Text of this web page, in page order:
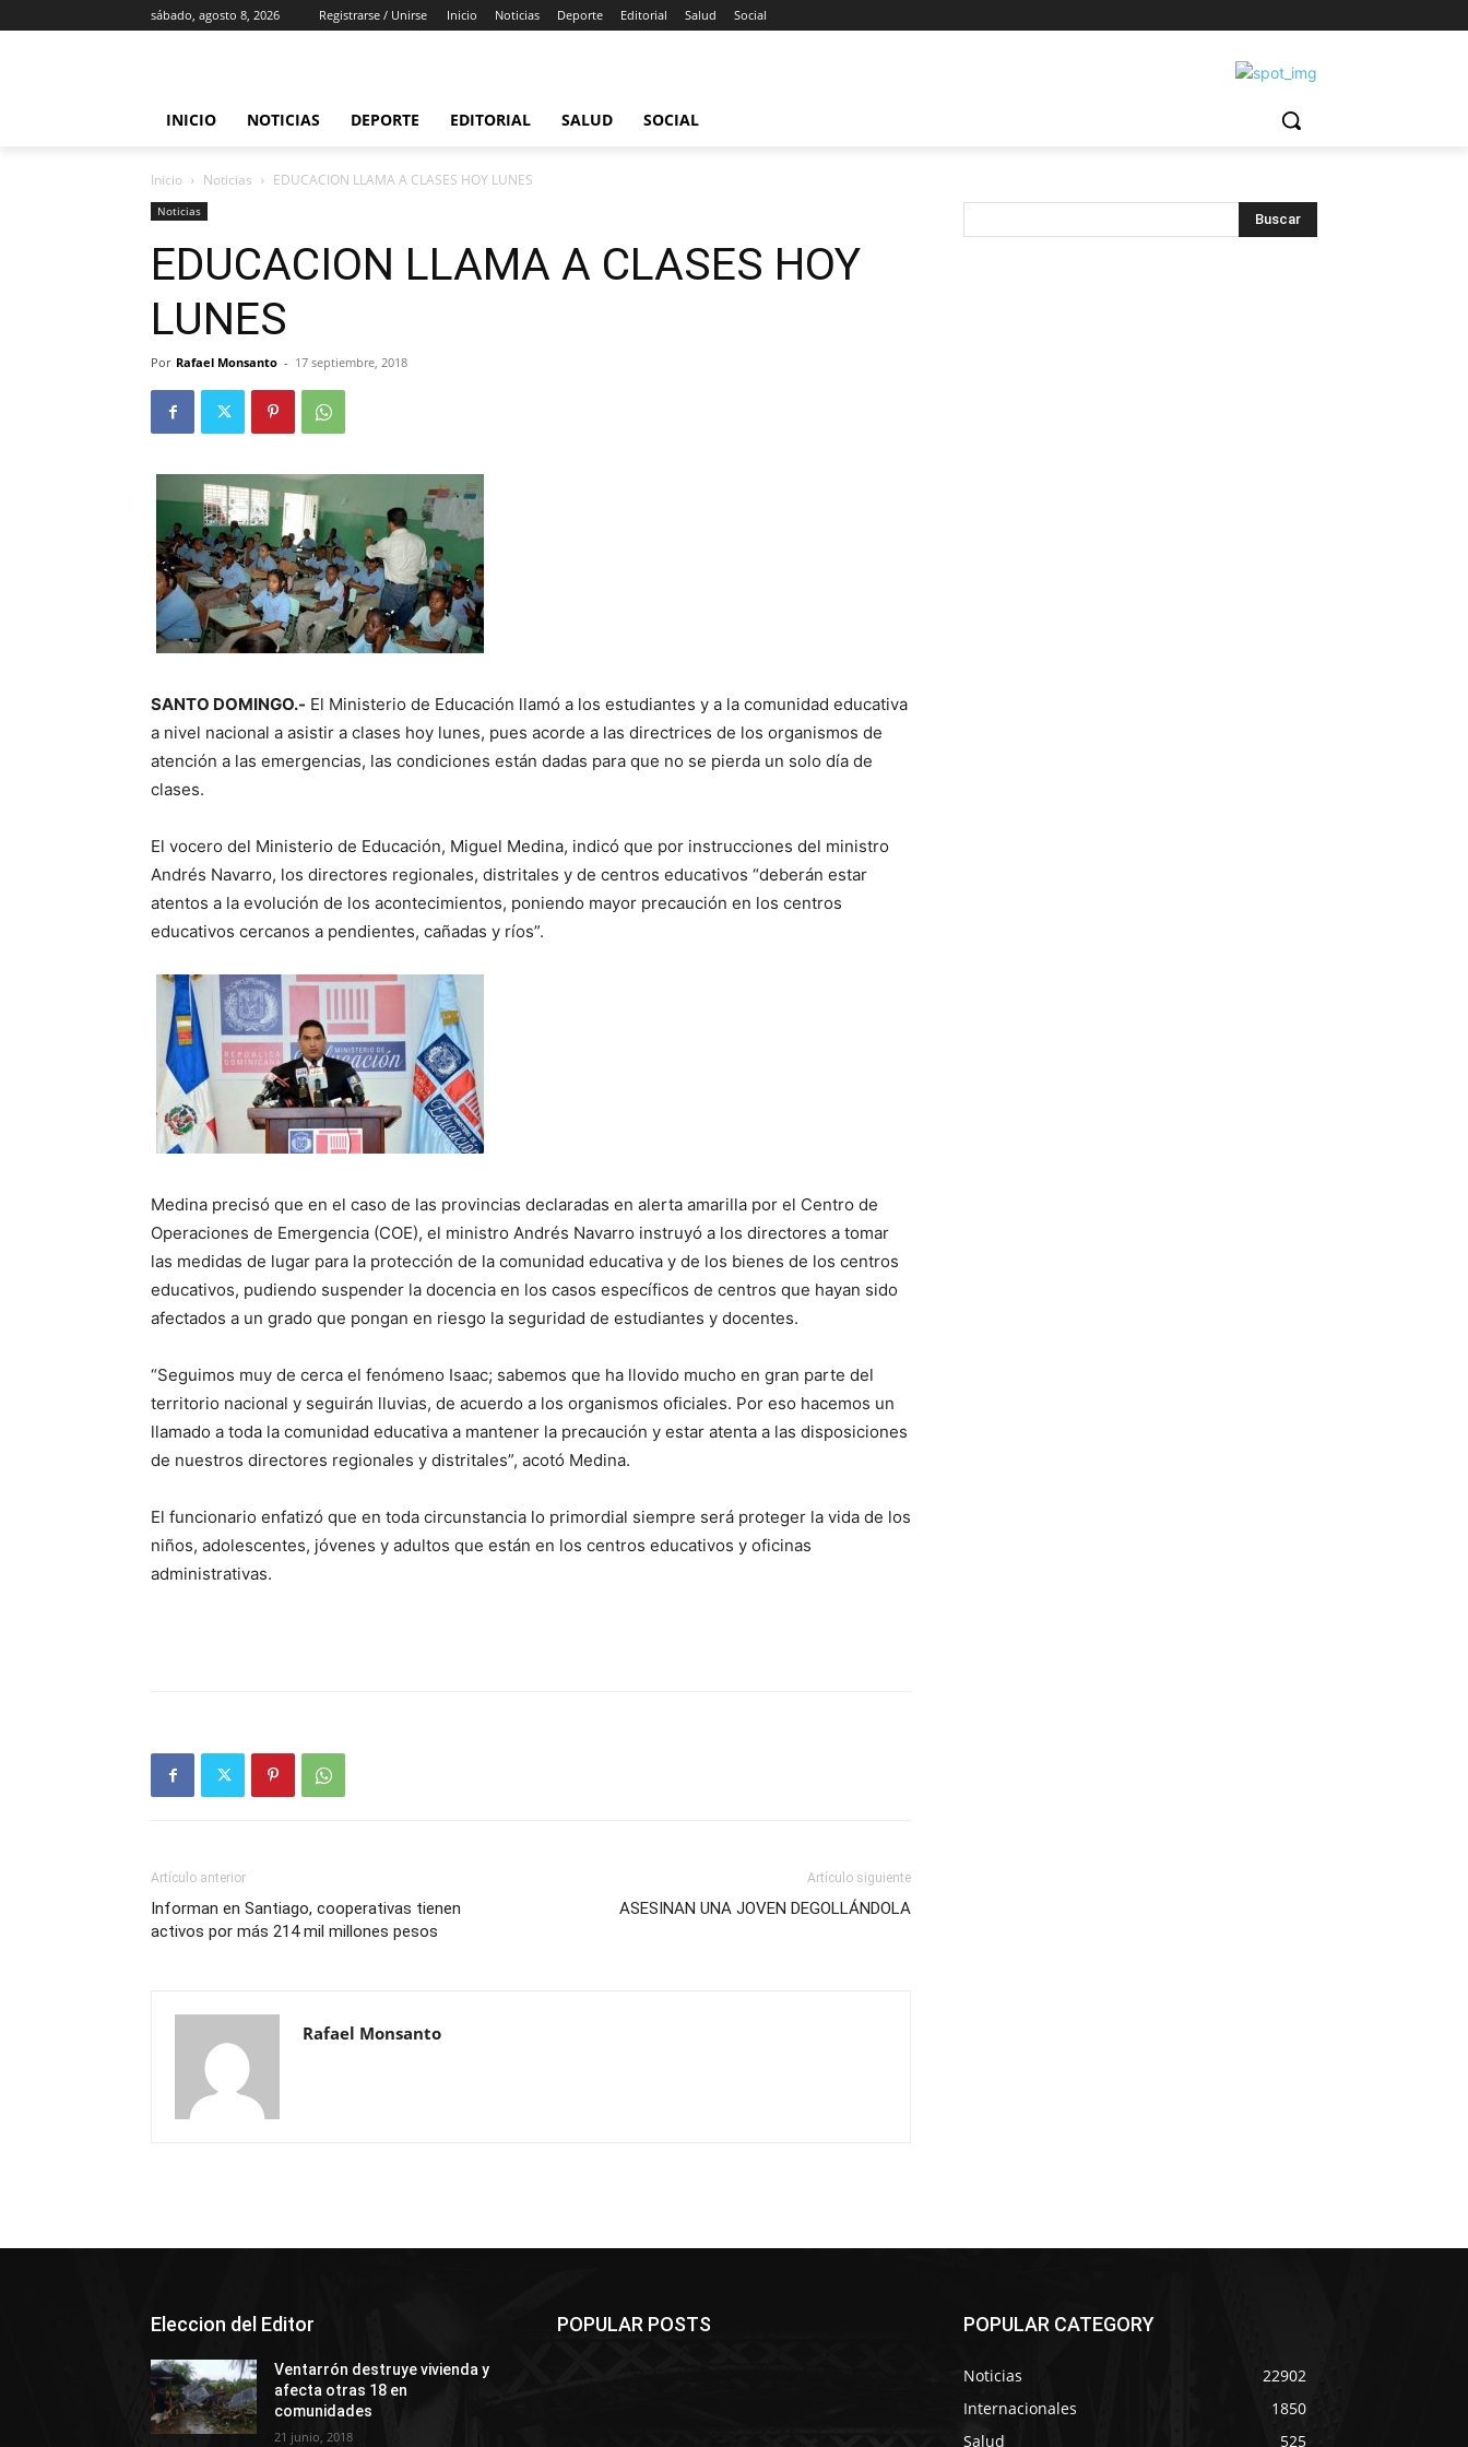
sábado, agosto 8, 2026 Registrarse / Unirse Inicio Noticias Deporte Editorial Salud Social
INICIO NOTICIAS DEPORTE EDITORIAL SALUD SOCIAL
Inicio Noticias EDUCACION LLAMA A CLASES HOY LUNES
Noticias
EDUCACION LLAMA A CLASES HOY
LUNES
Por Rafael Monsanto - 17 septiembre, 2018
SANTO DOMINGO.- El Ministerio de Educación llamó a los estudiantes y a la comunidad educativa
a nivel nacional a asistir a clases hoy lunes, pues acorde a las directrices de los organismos de
atención a las emergencias, las condiciones están dadas para que no se pierda un solo día de
clases.
El vocero del Ministerio de Educación, Miguel Medina, indicó que por instrucciones del ministro
Andrés Navarro, los directores regionales, distritales y de centros educativos “deberán estar
atentos a la evolución de los acontecimientos, poniendo mayor precaución en los centros
educativos cercanos a pendientes, cañadas y ríos”.
Medina precisó que en el caso de las provincias declaradas en alerta amarilla por el Centro de
Operaciones de Emergencia (COE), el ministro Andrés Navarro instruyó a los directores a tomar
las medidas de lugar para la protección de la comunidad educativa y de los bienes de los centros
educativos, pudiendo suspender la docencia en los casos específicos de centros que hayan sido
afectados a un grado que pongan en riesgo la seguridad de estudiantes y docentes.
“Seguimos muy de cerca el fenómeno Isaac; sabemos que ha llovido mucho en gran parte del
territorio nacional y seguirán lluvias, de acuerdo a los organismos oficiales. Por eso hacemos un
llamado a toda la comunidad educativa a mantener la precaución y estar atenta a las disposiciones
de nuestros directores regionales y distritales”, acotó Medina.
El funcionario enfatizó que en toda circunstancia lo primordial siempre será proteger la vida de los
niños, adolescentes, jóvenes y adultos que están en los centros educativos y oficinas
administrativas.
Artículo anterior
Informan en Santiago, cooperativas tienen
activos por más 214 mil millones pesos
Artículo siguiente
ASESINAN UNA JOVEN DEGOLLÁNDOLA
Rafael Monsanto
Eleccion del Editor
Ventarrón destruye vivienda y
afecta otras 18 en
comunidades
21 junio, 2018
POPULAR POSTS POPULAR CATEGORY
Noticias
22902
Internacionales
1850
Salud
525